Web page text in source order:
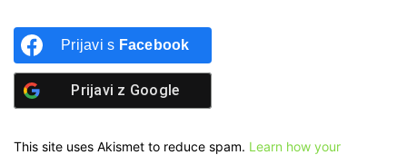
Prijavi s Facebook
Prijavi z Google
This site uses Akismet to reduce spam. Learn how your